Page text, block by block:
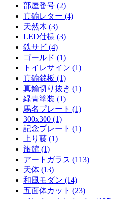
部屋番号 (2)
真鍮レター (4)
天然木 (3)
LED仕様 (3)
鉄サビ (4)
ゴールド (1)
トイレサイン (1)
真鍮銘板 (1)
真鍮切り抜き (1)
緑青塗装 (1)
馬名プレート (1)
300x300 (1)
記念プレート (1)
上り藤 (1)
旅館 (1)
アートガラス (113)
天体 (13)
和風モダン (14)
五面体カット (23)